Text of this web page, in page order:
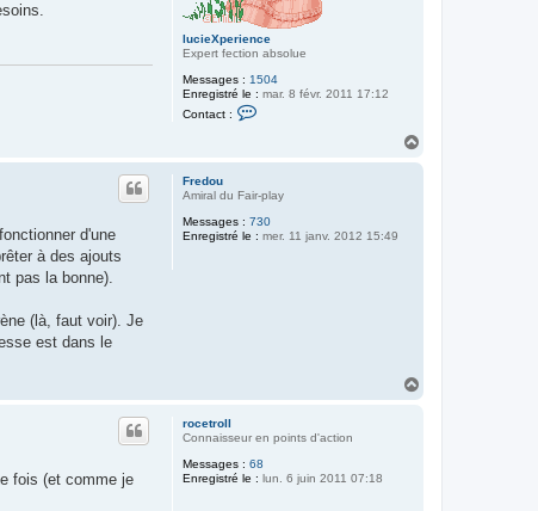
lucieXperience
Expert fection absolue
Messages : 1504
Enregistré le : mar. 8 févr. 2011 17:12
Contact :
a
t
r
l
Fredou
Amiral du Fair-play
Messages : 730
Enregistré le : mer. 11 janv. 2012 15:49
d'une
à des ajouts
pas la bonne).
(là, faut voir). Je
est dans le
rocetroll
Connaisseur en points d'action
Messages : 68
Enregistré le : lun. 6 juin 2011 07:18
fois (et comme je